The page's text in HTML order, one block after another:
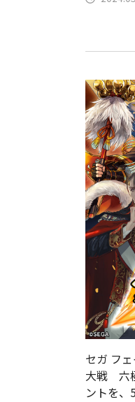
セガ フ
大戦 六
ントを、